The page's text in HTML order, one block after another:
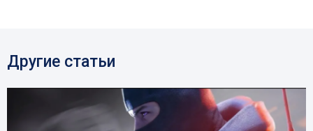
Другие статьи